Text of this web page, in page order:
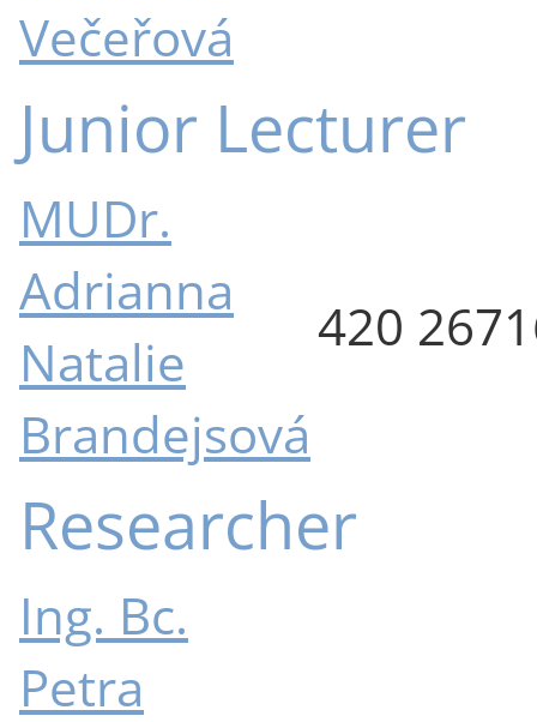
Večeřová
Junior Lecturer
MUDr.
Adrianna
Natalie
Brandejsová
420
Researcher
Ing. Bc.
Petra